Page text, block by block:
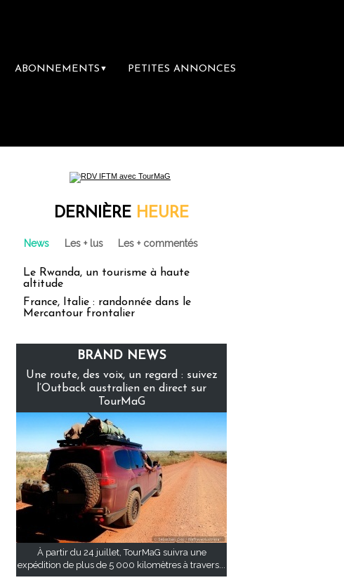
ABONNEMENTS ▼ PETITES ANNONCES
DERNIÈRE HEURE
News Les + lus Les + commentés
Le Rwanda, un tourisme à haute
altitude
France, Italie : randonnée dans le
Mercantour frontalier
BRAND NEWS
Une route, des voix, un regard : suivez
l’Outback australien en direct sur
TourMaG
À partir du 24 juillet, TourMaG suivra une
expédition de plus de 5 000 kilomètres à travers...